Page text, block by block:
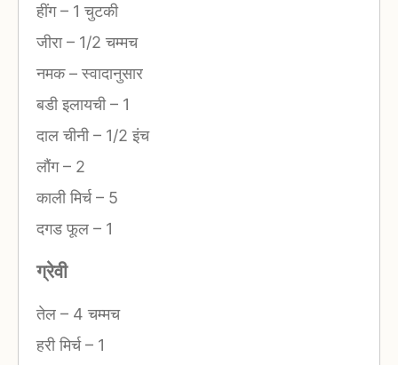
हींग– 1 चुटकी
जीरा– 1/2 चम्मच
नमक–स्वादानुसार
बडी इलायची– 1
दाल चीनी– 1/2 इंच
लौंग– 2
काली मिर्च– 5
दगड फूल – 1
ग्रेवी
तेल – 4 चम्मच
हरी मिर्च– 1